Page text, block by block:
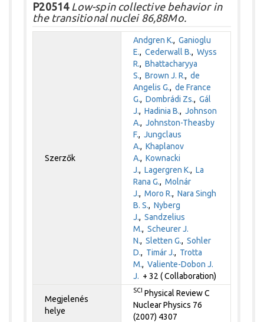
P20514Low-spin collective behavior in
the transitional nuclei 86,88Mo.
Szerzők
Andgren K.,Ganioglu
E.,Cederwall B.,Wyss
R.,Bhattacharyya
S.,Brown J. R.,de
Angelis G.,de France
G.,Dombrádi Zs.,Gál
J.,Hadinia B.,Johnson
A.,Johnston-Theasby
F.,Jungclaus
A.,Khaplanov
A.,Kownacki
J.,Lagergren K.,La
Rana G.,Molnár
J.,Moro R.,Nara Singh
B. S.,Nyberg
J.,Sandzelius
M.,Scheurer J.
N.,Sletten G.,Sohler
D., Timár J., Trotta
M.,Valiente-Dobon J.
J. + 32 ( Collaboration)
Megjelenés
helye
SCI Physical Review C
Nuclear Physics 76
(2007) 4307